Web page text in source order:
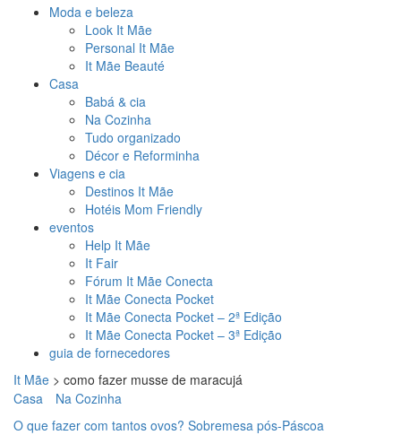
Moda e beleza
Look It Mãe
Personal It Mãe
It Mãe Beauté
Casa
Babá & cia
Na Cozinha
Tudo organizado
Décor e Reforminha
Viagens e cia
Destinos It Mãe
Hotéis Mom Friendly
eventos
Help It Mãe
It Fair
Fórum It Mãe Conecta
It Mãe Conecta Pocket
It Mãe Conecta Pocket – 2ª Edição
It Mãe Conecta Pocket – 3ª Edição
guia de fornecedores
It Mãe > como fazer musse de maracujá
Casa
Na Cozinha
O que fazer com tantos ovos? Sobremesa pós-Páscoa